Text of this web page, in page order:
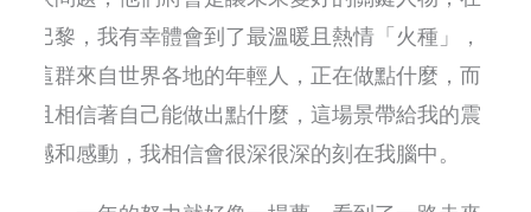
巴黎，我有幸體會到了最溫暖且熱情「火種」，
這群來自世界各地的年輕人，正在做點什麼，而
且相信著自己能做出點什麼，這場景帶給我的震
撼和感動，我相信會很深很深的刻在我腦中。